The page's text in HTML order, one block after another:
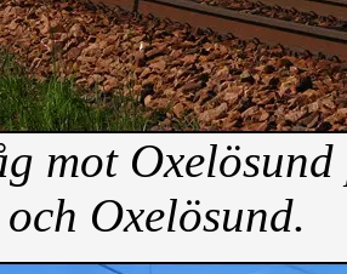
mot
Oxelösund.